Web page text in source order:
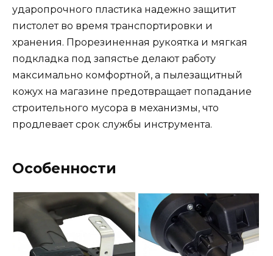
ударопрочного пластика надежно защитит
пистолет во время транспортировки и
хранения. Прорезиненная рукоятка и мягкая
подкладка под запястье делают работу
максимально комфортной, а пылезащитный
кожух на магазине предотвращает попадание
строительного мусора в механизмы, что
продлевает срок службы инструмента.
Особенности